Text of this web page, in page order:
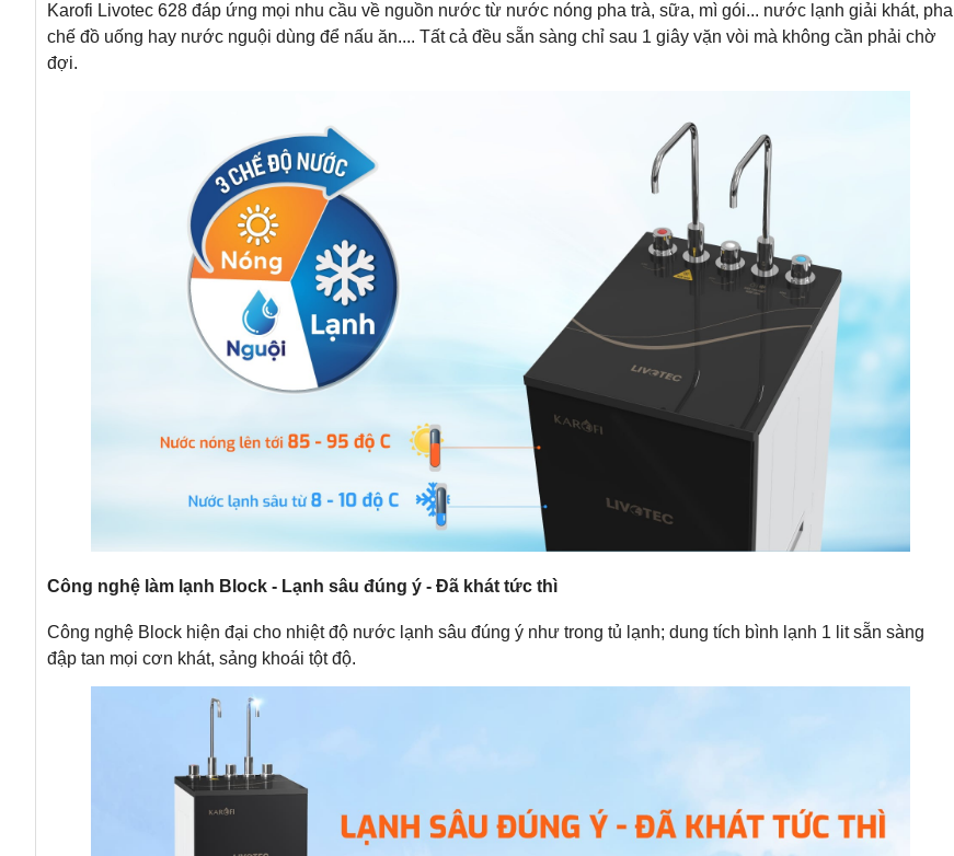
Karofi Livotec 628 đáp ứng mọi nhu cầu về nguồn nước từ nước nóng pha trà, sữa, mì gói... nước lạnh giải khát, pha
chế đồ uống hay nước nguội dùng để nấu ăn.... Tất cả đều sẵn sàng chỉ sau 1 giây vặn vòi mà không cần phải chờ
đợi.
Công nghệ làm lạnh Block - Lạnh sâu đúng ý - Đã khát tức thì
Công nghệ Block hiện đại cho nhiệt độ nước lạnh sâu đúng ý như trong tủ lạnh; dung tích bình lạnh 1 lit sẵn sàng
đập tan mọi cơn khát, sảng khoái tột độ.